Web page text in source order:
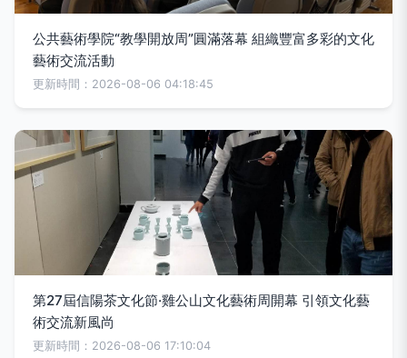
公共藝術學院“教學開放周”圓滿落幕 組織豐富多彩的文化
藝術交流活動
更新時間：2026-08-06 04:18:45
第27屆信陽茶文化節·雞公山文化藝術周開幕 引領文化藝
術交流新風尚
更新時間：2026-08-06 17:10:04